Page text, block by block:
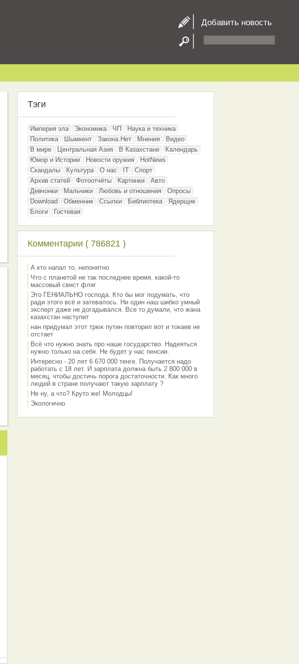
Добавить новость
Тэги
Империя зла Экономика ЧП
Наука и техника
Политика
Шымкент Закона.Нет Мнения
Видео
В мире
Центральная Азия В Казахстане
Календарь
Юмор и Истории
Новости оружия
HotNews
Скандалы
Культура О нас IT
Спорт
Архив статей
Фотоотчёты Картинки
Авто
Девчонки
Мальчики Любовь и отношения
Опросы
Download
Обменник Ссылки Библиотека
Ядерщик
Блоги
Гостевая
Комментарии ( 786821 )
А кто напал то, непонятно
Что с планетой не так последнее время, какой-то
массовый свист фляг
Это ГЕНИАЛЬНО господа. Кто бы мог подумать, что
ради этого всё и затевалось. Ни один наш шибко умный
эксперт даже не догадывался. Все то думали, что жана
казахстан наступит
нан придумал этот трюк путин повторил вот и токаев не
отстает
Всё что нужно знать про наше государство. Надеяться
нужно только на себя. Не будет у нас пенсии.
Интересно - 20 лет 6 670 000 тенге. Получается надо
работать с 18 лет. И зарплата должна быть 2 800 000 в
месяц, чтобы достичь порога достаточности. Как много
людей в стране получают такую зарплату ?
Не ну, а что? Круто же! Молодцы!
Экологично